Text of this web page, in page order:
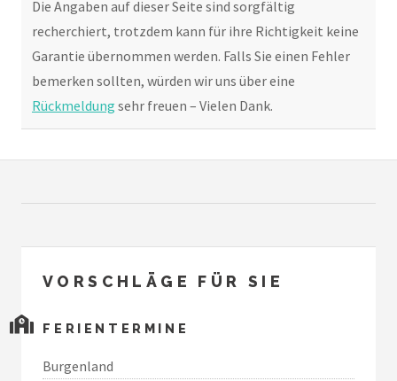
Die Angaben auf dieser Seite sind sorgfältig
recherchiert, trotzdem kann für ihre Richtigkeit keine
Garantie übernommen werden. Falls Sie einen Fehler
bemerken sollten, würden wir uns über eine
Rückmeldung sehr freuen – Vielen Dank.
VORSCHLÄGE FÜR SIE
FERIENTERMINE
Burgenland